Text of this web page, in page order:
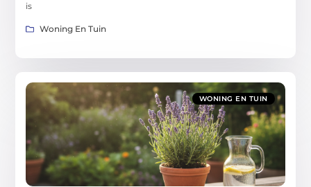
is
Woning En Tuin
WONING EN TUIN